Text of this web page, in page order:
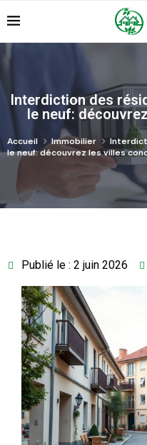
Interdiction des
le neuf:
Accueil Immobilier
le neuf: découvrez les villes
Publié le : 2 juin 2026